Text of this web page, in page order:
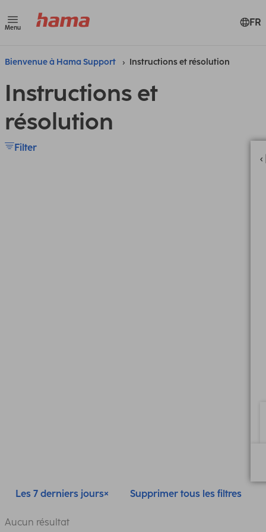
Menu FR
Bienvenue à Hama Support Instructions et résolution
Instructions et
résolution
Filter
Les 7 derniers jours Supprimer tous les filtres
Aucun résultat